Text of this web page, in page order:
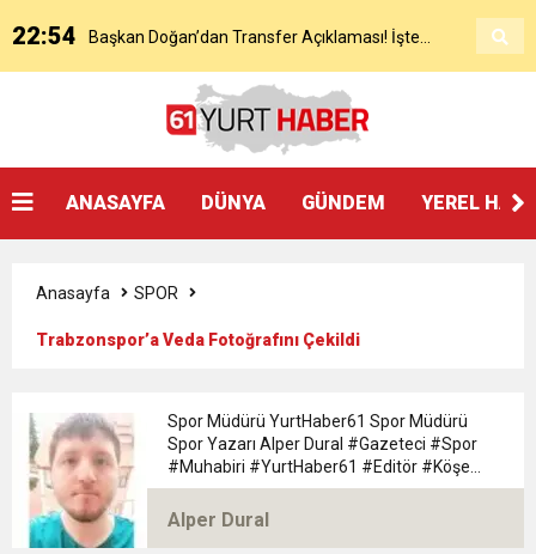
KAP’a Bildirdi
22:54 Başkan Doğan’dan Transfer Açıklaması! İşte
Mohamed Salah’ın Trabzon’da İlk Sözleri!
Bildirdi
20:05 Trabzonspor Muhammed Salah Transferini
Tamamladı
9:50 MGD’DEN ANITKABİR’E ANLAMLI ZİYARET
ANASAYFA DÜNYA GÜNDEM YEREL
Anasayfa SPOR
Trabzonspor’a Veda Fotoğrafını Çekildi
Spor Müdürü YurtHaber61 Spor Müdürü
Spor Yazarı Alper Dural #Gazeteci #Spor
#Muhabiri #YurtHaber61 #Editör #Köşe
#Yazarı Trabzon Bölgesi 61yurthaber Spor
Müdürü spor Yazarı Alper Dural
Alper Dural